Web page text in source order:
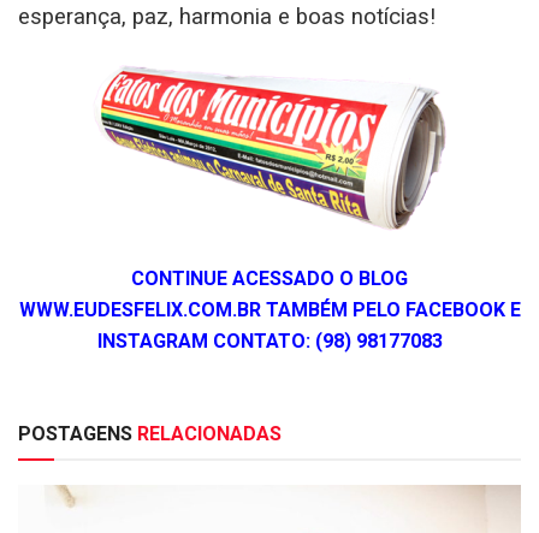
esperança, paz, harmonia e boas notícias!
CONTINUE ACESSADO O BLOG
WWW.EUDESFELIX.COM.BR TAMBÉM PELO FACEBOOK E
INSTAGRAM CONTATO: (98) 98177083
POSTAGENS RELACIONADAS